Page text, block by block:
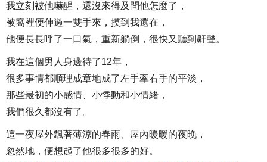
我立刻被他嚇醒，還沒來得及問他怎麼了，
被窩裡便伸過一雙手來，摸到我還在，
他便長長呼了一口氣，重新躺倒，很快又聽到鼾聲。
我在這個男人身邊待了12年，
很多事情都順理成章地成了左手牽右手的平淡，
那些最初的小感情、小悸動和小情緒，
我們很久都沒有了。
這一夜屋外飄著薄涼的春雨、屋內暖暖的夜晚，
忽然地，便想起了他很多很多的好。